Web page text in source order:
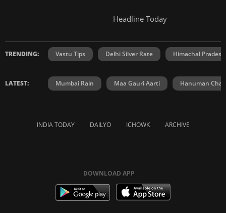
Headline Today
TRENDING: Vastu Tips Delhi Silver Rate Himachal
LATEST: Mumbai Rain Maa Gauri Aarti Hanuman
INDIA TODAY DAILYO ICHOWK ARCHIVE
DOWNLOAD APP